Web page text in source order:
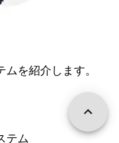
を紹介します。
テム